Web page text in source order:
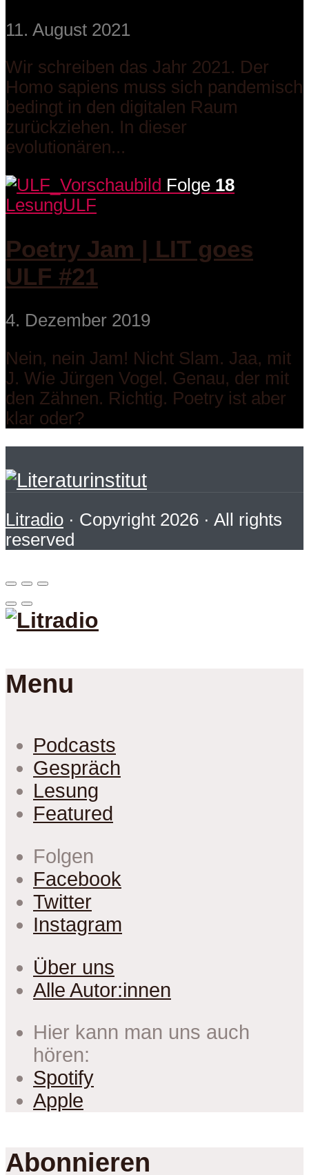
11. August 2021
Wir schreiben das Jahr 2021. Der
Homo sapiens muss sich pandemisch
bedingt in den digitalen Raum
zurückziehen. In dieser
evolutionären...
Folge 18
LesungULF
Poetry Jam | LIT goes
ULF #21
4. Dezember 2019
Nein, nein Jam! Nicht Slam. Jaa, mit
J. Wie Jürgen Vogel. Genau, der mit
den Zähnen. Richtig. Poetry ist aber
klar oder?
Litradio · Copyright 2026 · All rights
reserved
Menu
Podcasts
Gespräch
Lesung
Featured
Folgen
Facebook
Twitter
Instagram
Über uns
Alle Autor:innen
Hier kann man uns auch
hören:
Spotify
Apple
Abonnieren